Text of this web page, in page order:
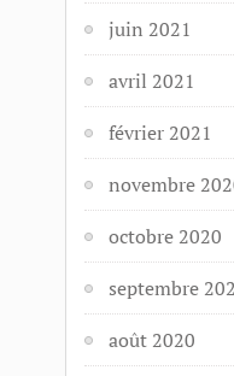
juin 2021
avril 2021
février 2021
novembre
octobre 2020
septembre
août 2020